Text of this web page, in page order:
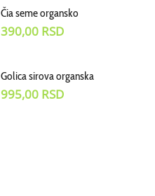
Čia seme organsko
390,00 RSD
Golica sirova organska
995,00 RSD